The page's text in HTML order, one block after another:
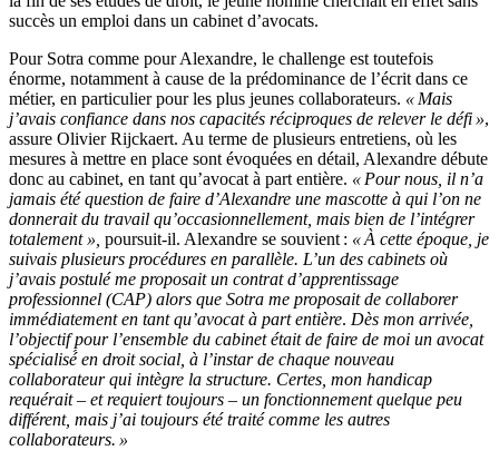
succès un emploi dans un cabinet d’avocats.
Pour Sotra comme pour Alexandre, le challenge est toutefois
énorme, notamment à cause de la prédominance de l’écrit dans ce
métier, en particulier pour les plus jeunes collaborateurs. « Mais
j’avais confiance dans nos capacités réciproques de relever le défi »,
assure Olivier Rijckaert. Au terme de plusieurs entretiens, où les
mesures à mettre en place sont évoquées en détail, Alexandre débute
donc au cabinet, en tant qu’avocat à part entière. « Pour nous, il n’a
jamais été question de faire d’Alexandre une mascotte à qui l’on ne
donnerait du travail qu’occasionnellement, mais bien de l’intégrer
totalement », poursuit-il. Alexandre se souvient : «À cette époque, je
suivais plusieurs procédures en parallèle. L’un des cabinets où
j’avais postulé me proposait un contrat d’apprentissage
professionnel (CAP) alors que Sotra me proposait de collaborer
immédiatementen tant qu’avocatà part entière. Dès mon arrivée,
l’objectif pour l’ensemble du cabinet était de faire de moi un avocat
spécialisé́ en droitsocial, à l’instar de chaque nouveau
collaborateur qui intègre la structure. Certes, mon handicap
requérait– etrequiert toujours – un fonctionnement quelque peu
différent, mais j’ai toujours été traité comme les autres
collaborateurs. »